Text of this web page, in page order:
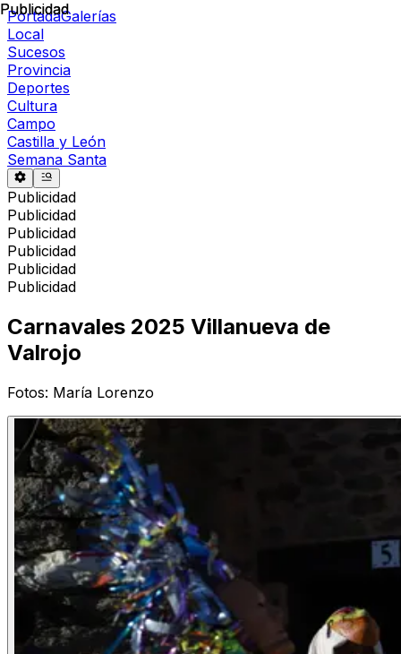
PortadaGalerías
Local
Sucesos
Provincia
Deportes
Cultura
Campo
Castilla y León
Semana Santa
Publicidad
Publicidad
Publicidad
Publicidad
Publicidad
Publicidad
Publicidad
Carnavales 2025 Villanueva de
Valrojo
Fotos: María Lorenzo
Publicidad